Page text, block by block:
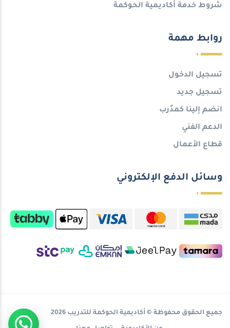
شروط خدمة أكاديمية الحوكمة
روابط مهمة
تسجيل الدخول
تسجيل جديد
انضم إلينا كمدٌرب
الدعم الفني
قطاع الأعمال
وسائل الدفع الإلكتروني
جميع الحقوق محفوظة © أكاديمية الحوكمة للتدريب 2026